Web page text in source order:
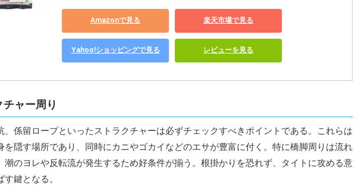
Amazonで見る 楽天市場で見る
Yahoo!ショッピングで見る レビューを見る
チャー周り
、係留ロープといったストラクチャーは必ずチェックすべきポイントである。これらは
を隠す場所であり、同時にカニやゴカイなどのエサが豊富に付く。特に橋脚周りは流れ
潮のヨレや反転流が発生するため好条件が揃う。根掛かりを恐れず、タイトに攻める意
鍵となる。